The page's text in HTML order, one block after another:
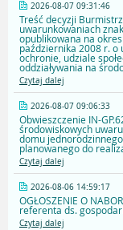
2026-08-07 09:31:46
Treść decyzji
uwarunkowaniach
opublikowana na
października 2008 r.
ochronie, udziale
oddziaływania na
Czytaj dalej
2026-08-07 09:06:33
Obwieszczenie IN-
środowiskowych
domu
planowanego do
Czytaj dalej
2026-08-06 14:59:17
OGŁOSZENIE O
referenta ds.
Czytaj dalej